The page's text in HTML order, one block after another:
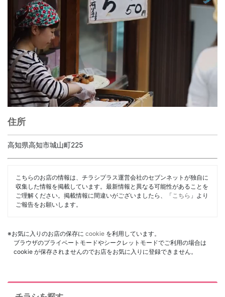
住所
高知県高知市城山町225
こちらのお店の情報は、チラシプラス運営会社のセブンネットが独自に
収集した情報を掲載しています。最新情報と異なる可能性があることを
ご理解ください。掲載情報に間違いがございましたら、「 こちら 」より
ご報告をお願いします。
※お気に入りのお店の保存に cookie を利用しています。
ブラウザのプライベートモードやシークレットモードでご利用の場合は
cookie が保存されませんのでお店をお気に入りに登録できません。